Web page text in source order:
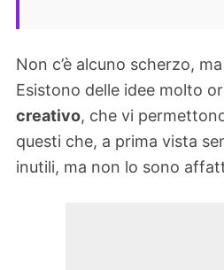
Non c’è alcuno scherzo,
Esistono delle idee molto
creativo, che vi
questi che, a prima vista
inutili, ma non lo sono